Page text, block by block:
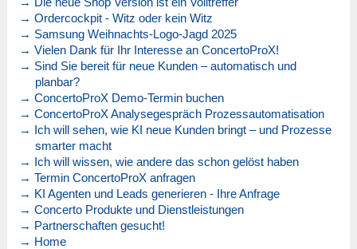
→ Ordercockpit - Witz oder kein Witz
→ Samsung Weihnachts-Logo-Jagd 2025
→ Vielen Dank für Ihr Interesse an ConcertoProX!
→ Sind Sie bereit für neue Kunden – automatisch und
planbar?
→ ConcertoProX Demo-Termin buchen
→ ConcertoProX Analysegespräch Prozessautomatisation
→ Ich will sehen, wie KI neue Kunden bringt – und Prozesse
smarter macht
→ Ich will wissen, wie andere das schon gelöst haben
→ Termin ConcertoProX anfragen
→ KI Agenten und Leads generieren - Ihre Anfrage
→ Concerto Produkte und Dienstleistungen
→ Partnerschaften gesucht!
→ Home